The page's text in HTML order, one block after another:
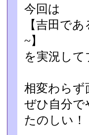
今回は
【吉田で
~】
を実況して
相変わらず
ぜひ自分で
たのしい！